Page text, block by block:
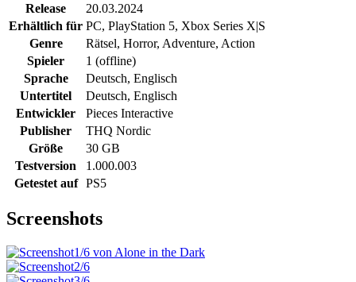
Release
20.03.2024
Erhältlich für PC, PlayStation 5, Xbox Series X|S
Genre
Rätsel, Horror, Adventure, Action
Spieler
1 (offline)
Sprache
Deutsch, Englisch
Untertitel
Deutsch, Englisch
Entwickler
Pieces Interactive
Publisher
THQ Nordic
Größe
30 GB
Testversion
1.000.003
Getestet auf
PS5
Screenshots